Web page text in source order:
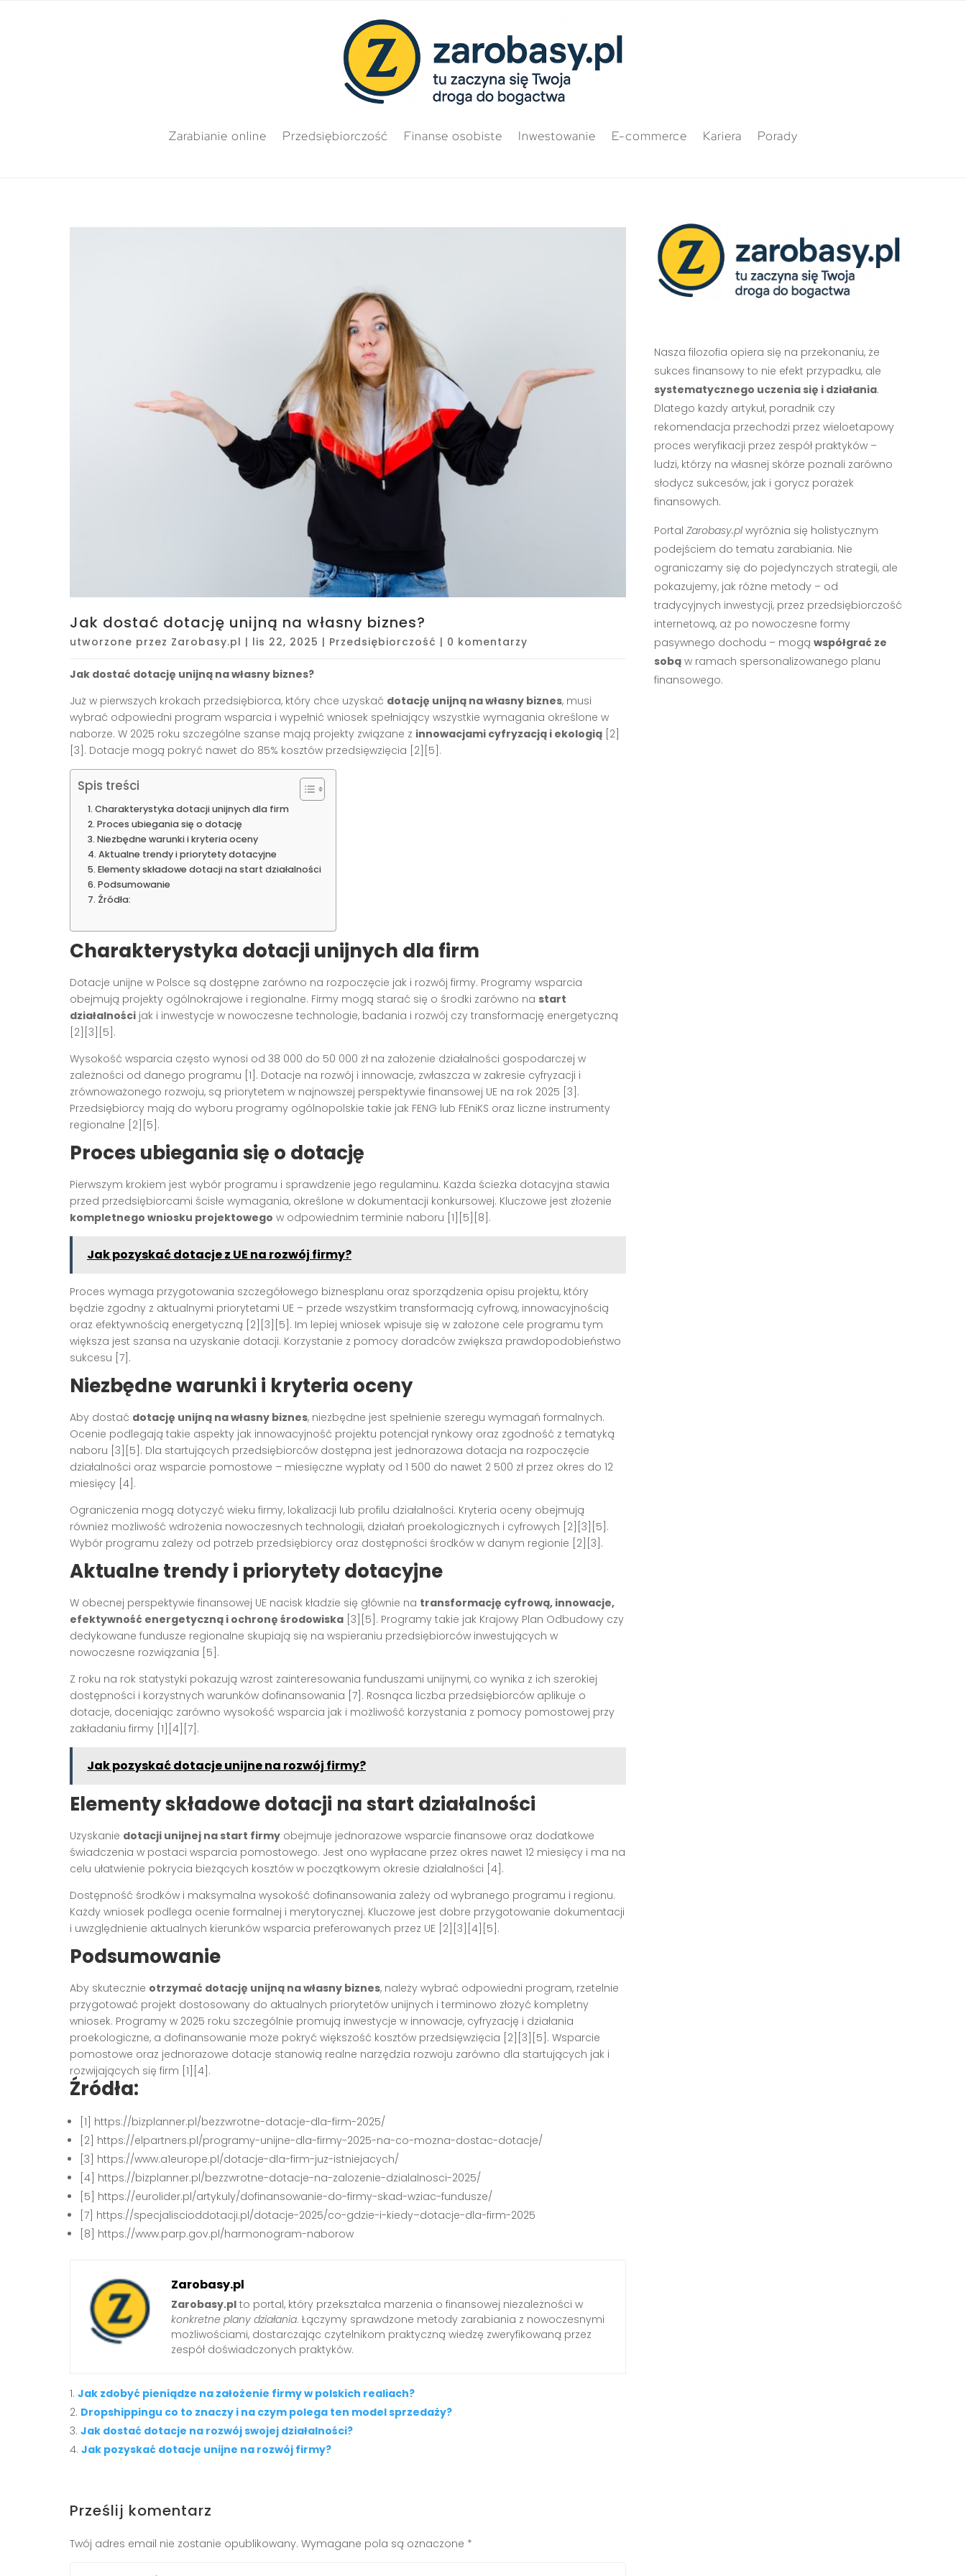
Zarabianie online Przedsiębiorczość Finanse osobiste Inwestowanie E-commerce Kariera Porady
Jak dostać dotację unijną na własny biznes?
utworzone przez Zarobasy.pl | lis 22, 2025 | Przedsiębiorczość | 0 komentarzy
Jak dostać dotację unijną na własny biznes?
Już w pierwszych krokach przedsiębiorca, który chce uzyskać dotację unijną na własny biznes, musi
wybrać odpowiedni program wsparcia i wypełnić wniosek spełniający wszystkie wymagania określone w
naborze. W 2025 roku szczególne szanse mają projekty związane z innowacjami cyfryzacją i ekologią [2]
[3]. Dotacje mogą pokryć nawet do 85% kosztów przedsięwzięcia [2][5].
Spis treści
Charakterystyka dotacji unijnych dla firm
Proces ubiegania się o dotację
Niezbędne warunki i kryteria oceny
Aktualne trendy i priorytety dotacyjne
Elementy składowe dotacji na start działalności
Podsumowanie
Źródła:
Charakterystyka dotacji unijnych dla firm
Dotacje unijne w Polsce są dostępne zarówno na rozpoczęcie jak i rozwój firmy. Programy wsparcia
obejmują projekty ogólnokrajowe i regionalne. Firmy mogą starać się o środki zarówno na start
działalności jak i inwestycje w nowoczesne technologie, badania i rozwój czy transformację energetyczną
[2][3][5].
Wysokość wsparcia często wynosi od 38 000 do 50 000 zł na założenie działalności gospodarczej w
zależności od danego programu [1]. Dotacje na rozwój i innowacje, zwłaszcza w zakresie cyfryzacji i
zrównoważonego rozwoju, są priorytetem w najnowszej perspektywie finansowej UE na rok 2025 [3].
Przedsiębiorcy mają do wyboru programy ogólnopolskie takie jak FENG lub FEniKS oraz liczne instrumenty
regionalne [2][5].
Proces ubiegania się o dotację
Pierwszym krokiem jest wybór programu i sprawdzenie jego regulaminu. Każda ścieżka dotacyjna stawia
przed przedsiębiorcami ścisłe wymagania, określone w dokumentacji konkursowej. Kluczowe jest złożenie
kompletnego wniosku projektowego w odpowiednim terminie naboru [1][5][8].
Jak pozyskać dotacje z UE na rozwój firmy?
Proces wymaga przygotowania szczegółowego biznesplanu oraz sporządzenia opisu projektu, który
będzie zgodny z aktualnymi priorytetami UE – przede wszystkim transformacją cyfrową, innowacyjnością
oraz efektywnością energetyczną [2][3][5]. Im lepiej wniosek wpisuje się w założone cele programu tym
większa jest szansa na uzyskanie dotacji. Korzystanie z pomocy doradców zwiększa prawdopodobieństwo
sukcesu [7].
Niezbędne warunki i kryteria oceny
Aby dostać dotację unijną na własny biznes, niezbędne jest spełnienie szeregu wymagań formalnych.
Ocenie podlegają takie aspekty jak innowacyjność projektu potencjał rynkowy oraz zgodność z tematyką
naboru [3][5]. Dla startujących przedsiębiorców dostępna jest jednorazowa dotacja na rozpoczęcie
działalności oraz wsparcie pomostowe – miesięczne wypłaty od 1 500 do nawet 2 500 zł przez okres do 12
miesięcy [4].
Ograniczenia mogą dotyczyć wieku firmy, lokalizacji lub profilu działalności. Kryteria oceny obejmują
również możliwość wdrożenia nowoczesnych technologii, działań proekologicznych i cyfrowych [2][3][5].
Wybór programu zależy od potrzeb przedsiębiorcy oraz dostępności środków w danym regionie [2][3].
Aktualne trendy i priorytety dotacyjne
W obecnej perspektywie finansowej UE nacisk kładzie się głównie na transformację cyfrową, innowacje,
efektywność energetyczną i ochronę środowiska [3][5]. Programy takie jak Krajowy Plan Odbudowy czy
dedykowane fundusze regionalne skupiają się na wspieraniu przedsiębiorców inwestujących w
nowoczesne rozwiązania [5].
Z roku na rok statystyki pokazują wzrost zainteresowania funduszami unijnymi, co wynika z ich szerokiej
dostępności i korzystnych warunków dofinansowania [7]. Rosnąca liczba przedsiębiorców aplikuje o
dotacje, doceniając zarówno wysokość wsparcia jak i możliwość korzystania z pomocy pomostowej przy
zakładaniu firmy [1][4][7].
Jak pozyskać dotacje unijne na rozwój firmy?
Elementy składowe dotacji na start działalności
Uzyskanie dotacji unijnej na start firmy obejmuje jednorazowe wsparcie finansowe oraz dodatkowe
świadczenia w postaci wsparcia pomostowego. Jest ono wypłacane przez okres nawet 12 miesięcy i ma na
celu ułatwienie pokrycia bieżących kosztów w początkowym okresie działalności [4].
Dostępność środków i maksymalna wysokość dofinansowania zależy od wybranego programu i regionu.
Każdy wniosek podlega ocenie formalnej i merytorycznej. Kluczowe jest dobre przygotowanie dokumentacji
i uwzględnienie aktualnych kierunków wsparcia preferowanych przez UE [2][3][4][5].
Podsumowanie
Aby skutecznie otrzymać dotację unijną na własny biznes, należy wybrać odpowiedni program, rzetelnie
przygotować projekt dostosowany do aktualnych priorytetów unijnych i terminowo złożyć kompletny
wniosek. Programy w 2025 roku szczególnie promują inwestycje w innowacje, cyfryzację i działania
proekologiczne, a dofinansowanie może pokryć większość kosztów przedsięwzięcia [2][3][5]. Wsparcie
pomostowe oraz jednorazowe dotacje stanowią realne narzędzia rozwoju zarówno dla startujących jak i
rozwijających się firm [1][4].
Źródła:
[1] https://bizplanner.pl/bezzwrotne-dotacje-dla-firm-2025/
[2] https://elpartners.pl/programy-unijne-dla-firmy-2025-na-co-mozna-dostac-dotacje/
[3] https://www.a1europe.pl/dotacje-dla-firm-juz-istniejacych/
[4] https://bizplanner.pl/bezzwrotne-dotacje-na-zalozenie-dzialalnosci-2025/
[5] https://eurolider.pl/artykuly/dofinansowanie-do-firmy-skad-wziac-fundusze/
[7] https://specjaliscioddotacji.pl/dotacje-2025/co-gdzie-i-kiedy–dotacje-dla-firm-2025
[8] https://www.parp.gov.pl/harmonogram-naborow
Zarobasy.pl
Zarobasy.pl to portal, który przekształca marzenia o finansowej niezależności w
konkretne plany działania. Łączymy sprawdzone metody zarabiania z nowoczesnymi
możliwościami, dostarczając czytelnikom praktyczną wiedzę zweryfikowaną przez
zespół doświadczonych praktyków.
Jak zdobyć pieniądze na założenie firmy w polskich realiach?
Dropshippingu co to znaczy i na czym polega ten model sprzedaży?
Jak dostać dotacje na rozwój swojej działalności?
Jak pozyskać dotacje unijne na rozwój firmy?
Prześlij komentarz
Twój adres email nie zostanie opublikowany. Wymagane pola są oznaczone *
Nasza filozofia opiera się na przekonaniu, że
sukces finansowy to nie efekt przypadku, ale
systematycznego uczenia się i działania.
Dlatego każdy artykuł, poradnik czy
rekomendacja przechodzi przez wieloetapowy
proces weryfikacji przez zespół praktyków –
ludzi, którzy na własnej skórze poznali zarówno
słodycz sukcesów, jak i gorycz porażek
finansowych.
Portal Zarobasy.plwyróżnia się holistycznym
podejściem do tematu zarabiania. Nie
ograniczamy się do pojedynczych strategii, ale
pokazujemy, jak różne metody – od
tradycyjnych inwestycji, przez przedsiębiorczość
internetową, aż po nowoczesne formy
pasywnego dochodu – mogą współgrać ze
sobąw ramach spersonalizowanego planu
finansowego.